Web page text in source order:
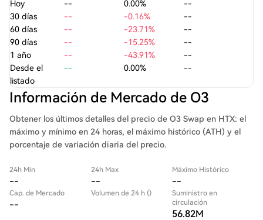
Hoy -- 0.00%
--
30 días
-- -0.16%
--
60 días
-- -23.71%
--
90 días
-- -15.25%
--
1 año
-- -43.91%
--
Desde el
listado
-- 0.00% --
Información de Mercado de O3
Obtener los últimos detalles del precio de O3 Swap en HTX: el
máximo y mínimo en 24 horas, el máximo histórico (ATH) y el
porcentaje de variación diaria del precio.
24h Min
--
24h Max
--
Máximo Histórico
--
Cap. de Mercado
--
Volumen de 24 h ()
Suministro en
circulación
56.82M